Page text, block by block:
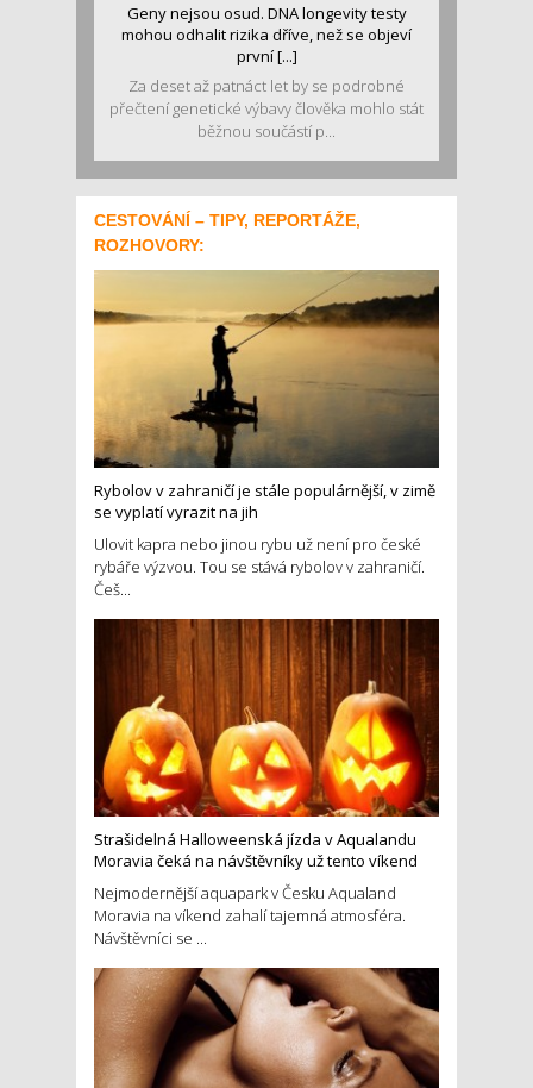
Geny nejsou osud. DNA longevity testy
mohou odhalit rizika dříve, než se objeví
první [...]
Za deset až patnáct let by se podrobné
přečtení genetické výbavy člověka mohlo stát
běžnou součástí p...
CESTOVÁNÍ – TIPY, REPORTÁŽE,
ROZHOVORY:
Rybolov v zahraničí je stále populárnější, v zimě
se vyplatí vyrazit na jih
Ulovit kapra nebo jinou rybu už není pro české
rybáře výzvou. Tou se stává rybolov v zahraničí.
Češ...
Strašidelná Halloweenská jízda v Aqualandu
Moravia čeká na návštěvníky už tento víkend
Nejmodernější aquapark v Česku Aqualand
Moravia na víkend zahalí tajemná atmosféra.
Návštěvníci se ...